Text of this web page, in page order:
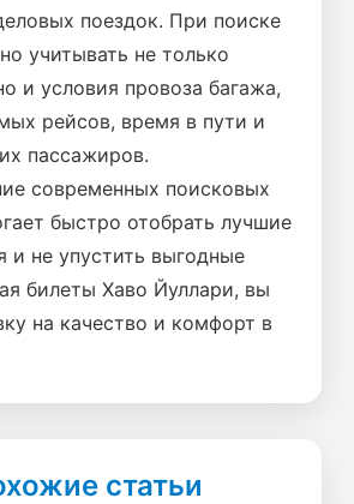
поездок. При поиске
учитывать не только
и условия провоза багажа,
рейсов, время в пути и
пассажиров.
современных поисковых
быстро отобрать лучшие
и не упустить выгодные
билеты Хаво Йуллари, вы
на качество и комфорт в
статьи